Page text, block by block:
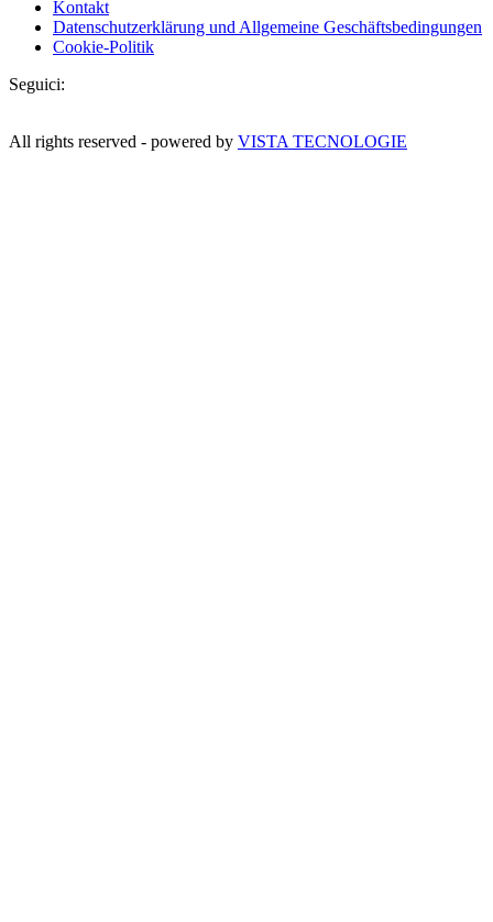
Kontakt
Datenschutzerklärung und Allgemeine Geschäftsbedingungen
Cookie-Politik
Seguici:
All rights reserved - powered by VISTA TECNOLOGIE